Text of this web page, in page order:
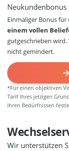
Neukundenbonus
Einmaliger Bonus
einem vollen
gutgeschrieben
nicht gemindert.
*Für einen objektiven
Tarif Ihres jetzigen
Ihren Bedürfnissen
Wir unterstützen